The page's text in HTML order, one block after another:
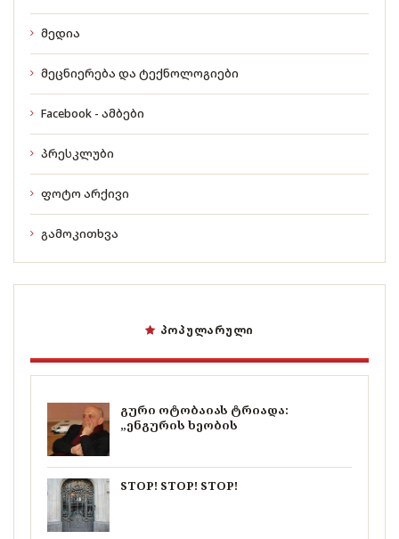
მედია
მეცნიერება და ტექნოლოგიები
Facebook - ამბები
პრესკლუბი
ფოტო არქივი
გამოკითხვა
ᲞᲝᲞᲣᲚᲐᲠᲣᲚᲘ
გური ოტობაიას ტრიადა:
„ენგურის ხეობის
STOP! STOP! STOP!